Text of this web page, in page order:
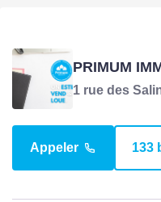
Surface terrasse
Jardin
PRIMUM
1 rue des
Appeler 133